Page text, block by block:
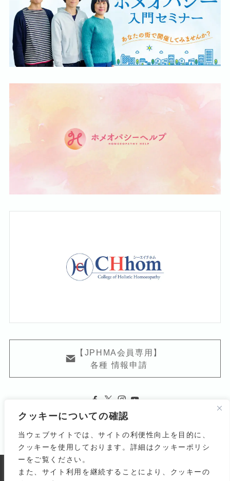
クッキーについての確認
当ウェブサイトでは、サイトの利便性向上を目的に、
クッキーを使用しております。詳細はクッキーポリシ
ーをご覧ください。
また、サイト利用を継続することにより、クッキーの
【JPHMA会員専用】
各種 情報申請
よくある質問 関連リンク 利用規約